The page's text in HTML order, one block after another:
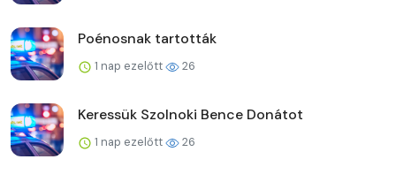
Poénosnak tartották
1 nap ezelőtt 26
Keressük Szolnoki Bence Donátot
1 nap ezelőtt 26